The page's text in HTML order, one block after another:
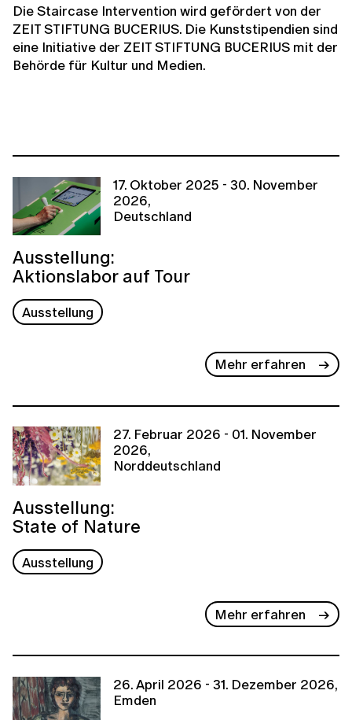
Die Staircase Intervention wird gefördert von der
ZEIT STIFTUNG BUCERIUS. Die Kunststipendien sind
eine Initiative der ZEIT STIFTUNG BUCERIUS mit der
Behörde für Kultur und Medien.
17. Oktober 2025 - 30. November
2026,
Deutschland
Ausstellung:
Aktionslabor auf Tour
Ausstellung
Mehr erfahren
27. Februar 2026 - 01. November
2026,
Norddeutschland
Ausstellung:
State of Nature
Ausstellung
Mehr erfahren
26. April 2026 - 31. Dezember 2026,
Emden